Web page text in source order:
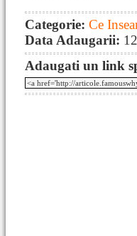
Categorie: Ce
Data Adaugarii:
Adaugati un link